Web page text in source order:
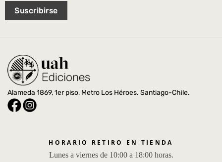
Suscribirse
Alameda 1869, 1er piso, Metro Los Héroes. Santiago-Chile.
HORARIO RETIRO EN TIENDA
Lunes a viernes de 10:00 a 18:00 horas.